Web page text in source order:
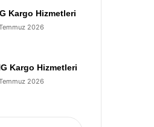
Kargo Hizmetleri
2026
Kargo Hizmetleri
2026